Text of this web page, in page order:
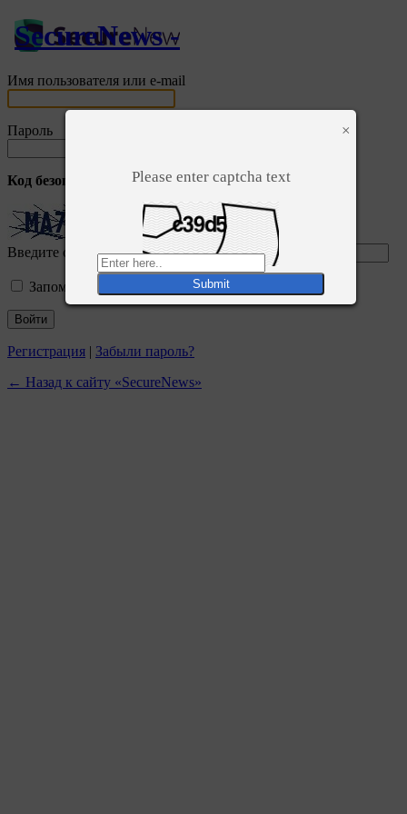
×
Please enter captcha text
SecureNews -
Имя пользователя или e-mail
Пароль
Код безопасности
Введите символы отображаемые выше:
Запомнить меня
Регистрация | Забыли пароль?
← Назад к сайту «SecureNews»